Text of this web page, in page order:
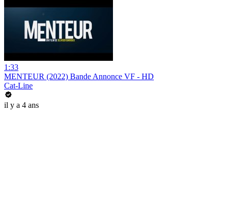
1:33
MENTEUR (2022) Bande Annonce VF - HD
Cat-Line
il y a 4 ans